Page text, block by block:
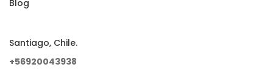
Blog
Santiago, Chile.
+56920043938